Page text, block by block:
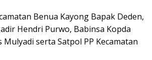
Benua Kayong Bapak Deden,
Hendri Purwo, Babinsa Kopda
serta Satpol PP Kecamatan